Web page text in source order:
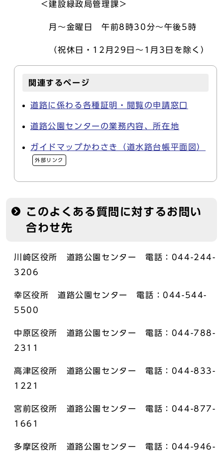
＜建設緑政局管理課＞
月～金曜日 午前8時30分～午後5時
（祝休日・12月29日～1月3日を除く）
関連するページ
道路に係わる各種証明・閲覧の申請窓口
道路公園センターの業務内容、所在地
ガイドマップかわさき（道水路台帳平面図）
外部リンク
このよくある質問に対するお問い
合わせ先
川崎区役所 道路公園センター 電話：044-244-
3206
幸区役所 道路公園センター 電話：044-544-
5500
中原区役所 道路公園センター 電話：044-788-
2311
高津区役所 道路公園センター 電話：044-833-
1221
宮前区役所 道路公園センター 電話：044-877-
1661
多摩区役所 道路公園センター 電話：044-946-